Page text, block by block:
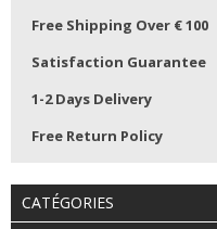
Free Shipping Over € 100
Satisfaction Guarantee
1-2 Days Delivery
Free Return Policy
CATÉGORIES